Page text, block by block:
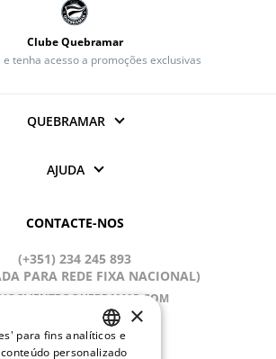
Clube Quebramar
e tenha acesso a promoções exclusivas
QUEBRAMAR
AJUDA
CONTACTE-NOS
(+351) 234 245 893
PARA REDE FIXA NACIONAL)
9:00 - 13:00; 14:00 - 18:00 (GMT)
PORTUGUESE
×
para fins analíticos e
personalizado